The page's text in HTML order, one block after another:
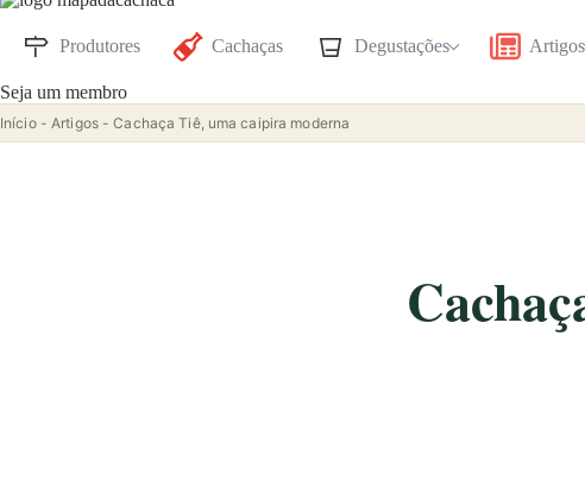
Produtores Cachaças Degustações Artigos
Seja um membro
Início-Artigos-Cachaça Tiê, uma caipira moderna